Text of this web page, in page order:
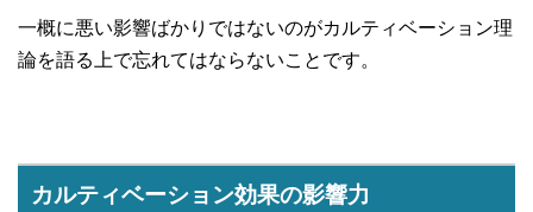
一概に悪い影響ばかりではないのがカルティベーション理
論を語る上で忘れてはならないことです。
カルティベーション効果の影響力